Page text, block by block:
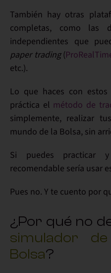
También hay otras
completas, como
independientes que
paper trading(
etc.).
Lo que haces con
práctica el método de
simplemente, realizar
mundo de la Bolsa, sin
Si puedes practicar
recomendable sería usar
Pues no. Y te cuento por
¿Por qué no
simulador
Bolsa?